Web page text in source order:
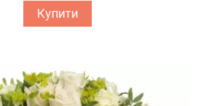
Купити